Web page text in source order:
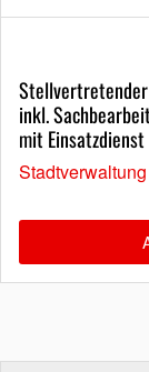
inkl.
mit